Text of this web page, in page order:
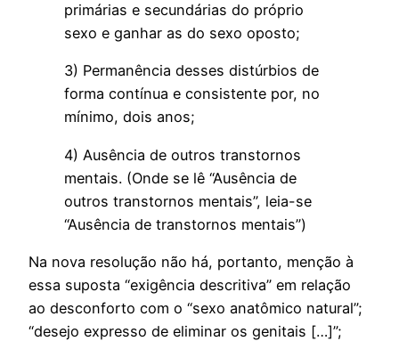
primárias e secundárias do próprio
sexo e ganhar as do sexo oposto;
3) Permanência desses distúrbios de
forma contínua e consistente por, no
mínimo, dois anos;
4) Ausência de outros transtornos
mentais. (Onde se lê “Ausência de
outros transtornos mentais”, leia-se
“Ausência de transtornos mentais”)
Na nova resolução não há, portanto, menção à
essa suposta “exigência descritiva” em relação
ao desconforto com o “sexo anatômico natural”;
“desejo expresso de eliminar os genitais […]”;